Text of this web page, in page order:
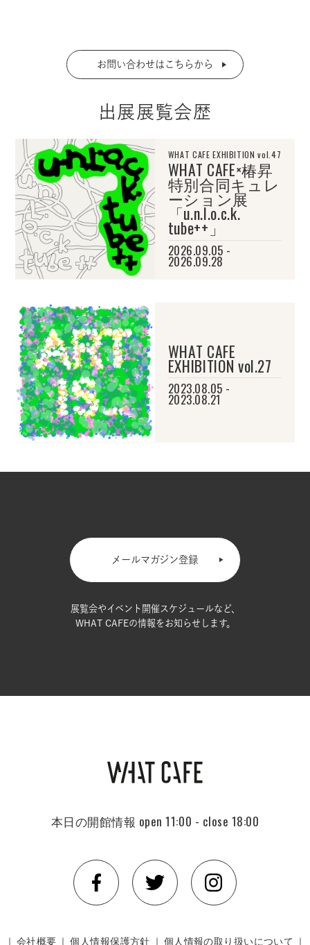
お問い合わせはこちらから
出展展覧会歴
WHAT CAFE EXHIBITION vol.47
WHAT CAFE×椿昇
特別合同キュレ
ーション展
「u.n.l.o.c.k.
tube++」
2026.09.05 -
2026.09.28
WHAT CAFE
EXHIBITION vol.27
2023.08.05 -
2023.08.21
メールマガジン登録
展覧会やイベント開催スケジュールなど、
WHAT CAFEの情報をお知らせします。
本日の開館情報 open 11:00 - close 18:00
｜ 会社概要 ｜個人情報保護方針 ｜ 個人情報の取り扱いについて ｜